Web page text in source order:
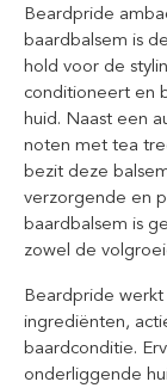
Beardpride
baardbalsem is
hold voor de
conditioneert en
huid. Naast een
noten met tea
bezit deze
verzorgende en
baardbalsem is
zowel de
Beardpride
ingrediënten,
baardconditie.
onderliggende